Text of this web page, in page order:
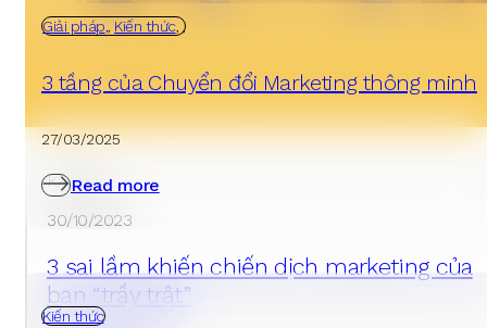
Kiến thức
30/10/2023
3 sai lầm khiến chiến dịch marketing của
bạn “trầy trật”
Giải pháp , Kiến thức,,
3 tầng của Chuyển đổi Marketing thông minh
27/03/2025
Read more
Kiến thức